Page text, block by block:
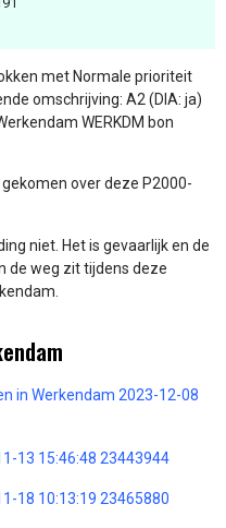
met Normale prioriteit
omschrijving: A2 (DIA: ja)
WERKDM bon
over deze P2000-
niet. Het is gevaarlijk en de
de weg zit tijdens deze
in Werkendam 2023-12-08
13 15:46:48 23443944
18 10:13:19 23465880